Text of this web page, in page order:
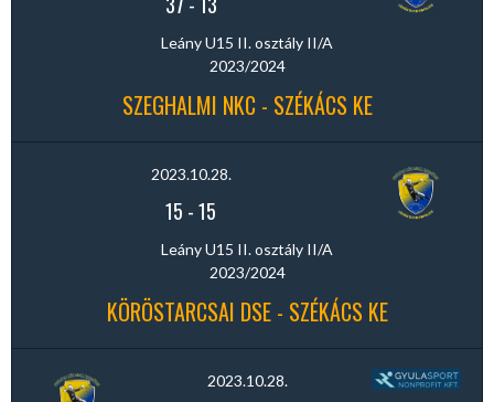
Leány U15 II. osztály II/A
2023/2024
SZEGHALMI NKC - SZÉKÁCS KE
2023.10.28.
15 -15
Leány U15 II. osztály II/A
2023/2024
KÖRÖSTARCSAI DSE - SZÉKÁCS KE
2023.10.28.